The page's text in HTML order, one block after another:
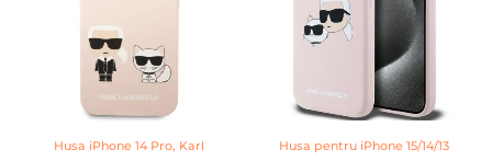
Husa iPhone 14 Pro, Karl
Husa pentru iPhone 15/14/13